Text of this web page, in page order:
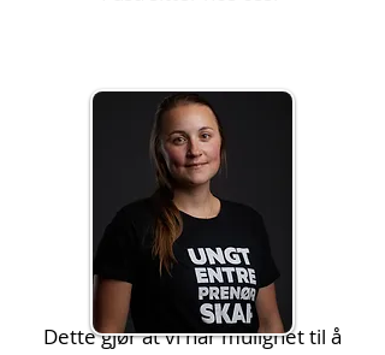
Dette gjør at vi har mulighet til å